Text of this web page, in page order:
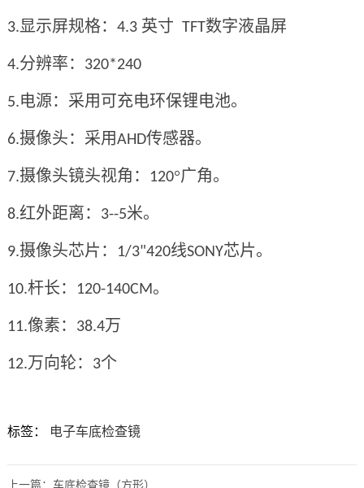
3.显示屏规格： 4.3 英寸 TFT数字液晶屏
4.分辨率： 320*240
5.电源：采用可充电环保锂电池。
6.摄像头：采用AHD传感器。
7.摄像头镜头视角： 120°广角。
8.红外距离： 3--5米。
9.摄像头芯片： 1/3"420线SONY芯片。
10.杆长： 120-140CM。
11.像素： 38.4万
12.万向轮： 3个
标签： 电子车底检查镜
上一篇： 车底检查镜（方形）